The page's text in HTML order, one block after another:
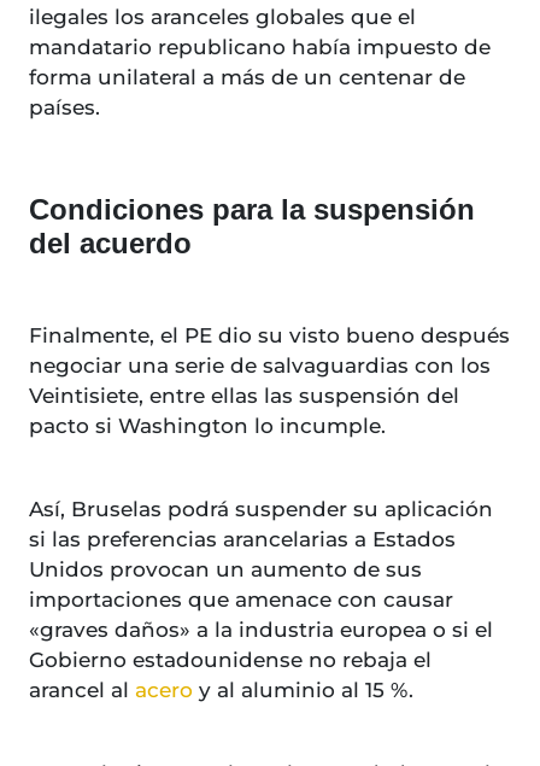
ilegales los aranceles globales que el
mandatario republicano había impuesto de
forma unilateral a más de un centenar de
países.
Condiciones para la suspensión
del acuerdo
Finalmente, el PE dio su visto bueno después
negociar una serie de salvaguardias con los
Veintisiete, entre ellas las suspensión del
pacto si Washington lo incumple.
Así, Bruselas podrá suspender su aplicación
si las preferencias arancelarias a Estados
Unidos provocan un aumento de sus
importaciones que amenace con causar
«graves daños» a la industria europea o si el
Gobierno estadounidense no rebaja el
arancel al acero y al aluminio al 15 %.